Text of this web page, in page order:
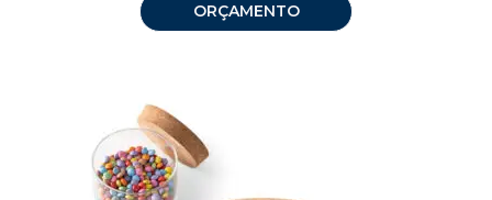
ORÇAMENTO